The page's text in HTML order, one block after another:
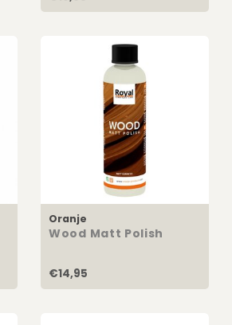
Oranje
Wood Matt Polish
€14,95